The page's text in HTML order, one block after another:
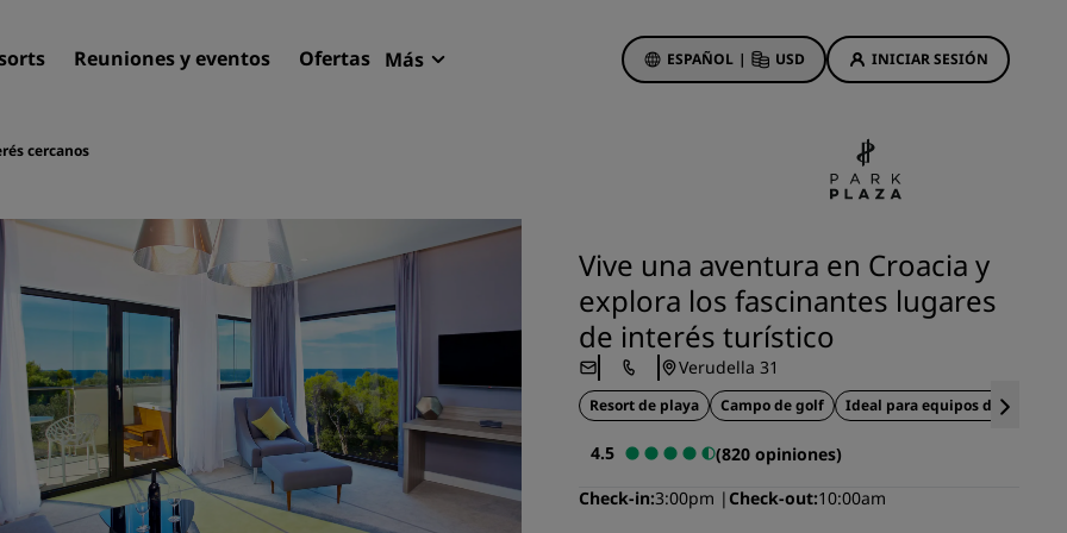
Reuniones y eventos Ofertas Más ESPAÑOL | USD INICIAR SESIÓN
Resorts
Apartahoteles
Hoteles en el aeropuerto
Hoteles nuevos y de próxima
apertura
Reuniones y eventos
Descubre Radisson Meetings
Ofertas de hotel
A la primera va la vencida
Ofertas especiales
Reservar con antelación
Consultar nuestros paquetes
Ideas de viaje
Hoteles para familias
cercanos
Vive una aventura en Croacia y
explora los fascinantes lugares
de interés turístico
Verudella 31
Resort de playa Campo de golf Ideal para equipos deportivos
4.5
(820 opiniones)
Check-in 3:00pm Check-out 10:00am